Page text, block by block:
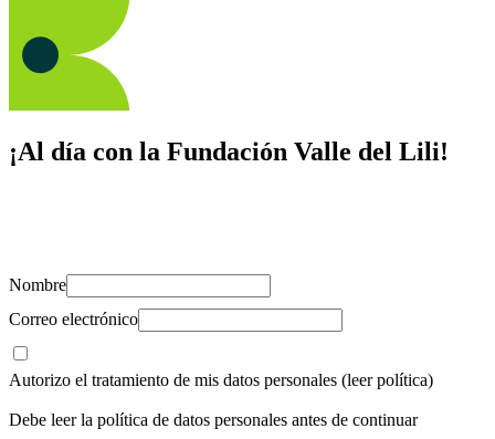
¡Al día con la Fundación Valle del Lili!
Nombre
Correo electrónico
Autorizo el tratamiento de mis datos personales (leer política)
Debe leer la política de datos personales antes de continuar